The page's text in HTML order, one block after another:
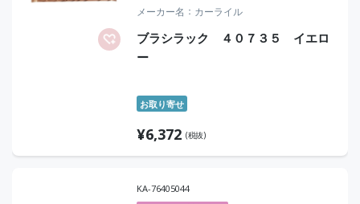
メーカー名 カーライル
ブラシラック ４０７３５ イエロ
ー
お取り寄せ
¥6,372 (税抜)
KA-76405044